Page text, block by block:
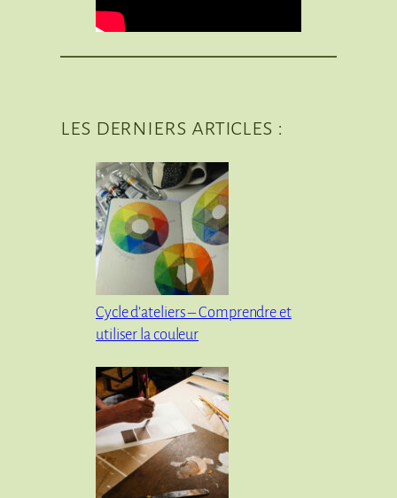
les derniers articles :
Cycle d’ateliers – Comprendre et
utiliser la couleur